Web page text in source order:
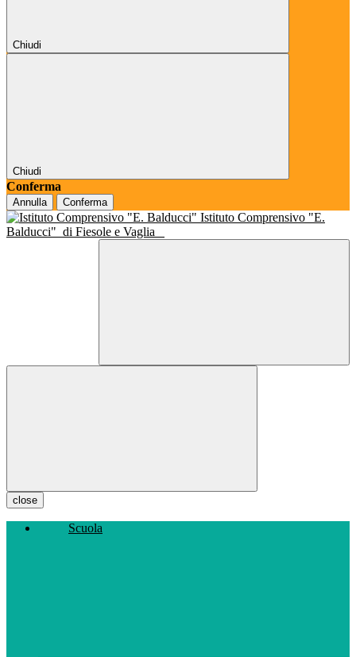
Chiudi
Chiudi
Conferma
Annulla Conferma
Istituto Comprensivo "E.
Balducci" di Fiesole e Vaglia
close
Scuola